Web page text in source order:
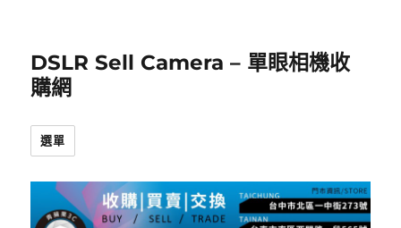
DSLR Sell Camera – 單眼相機收
購網
選單